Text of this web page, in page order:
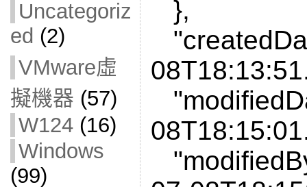
Uncategoriz
ed (2)
VMware虛
擬機器 (57)
W124(16)
Windows
(99)
},